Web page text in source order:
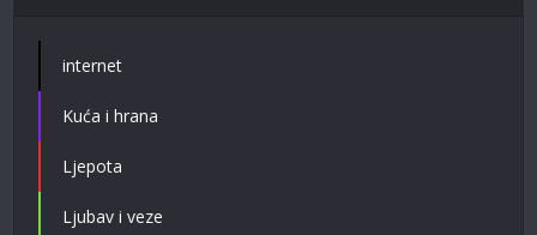
internet
Kuća i hrana
Ljepota
Ljubav i veze